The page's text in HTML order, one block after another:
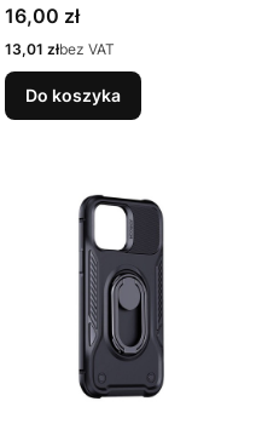
(przezroczyste)
Cena
16,00 zł
Cena
13,01 złbez VAT
Do koszyka